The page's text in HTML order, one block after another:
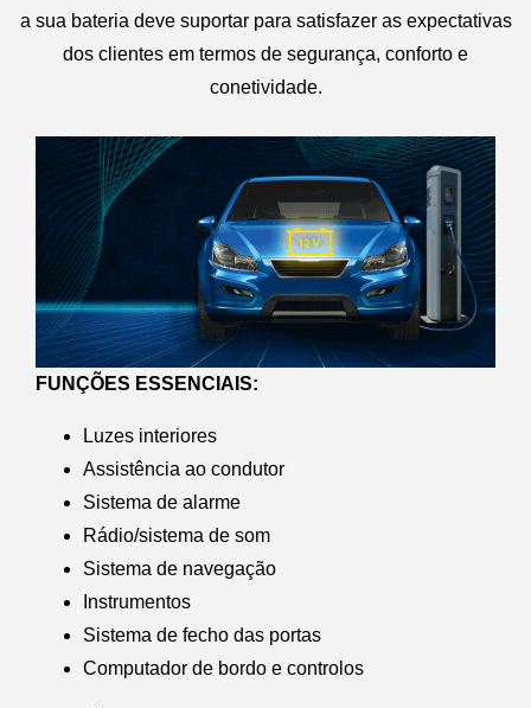
a sua bateria deve suportar para satisfazer as expectativas
dos clientes em termos de segurança, conforto e
conetividade.
FUNÇÕES ESSENCIAIS:
Luzes interiores
Assistência ao condutor
Sistema de alarme
Rádio/sistema de som
Sistema de navegação
Instrumentos
Sistema de fecho das portas
Computador de bordo e controlos